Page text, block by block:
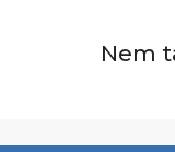
Nem